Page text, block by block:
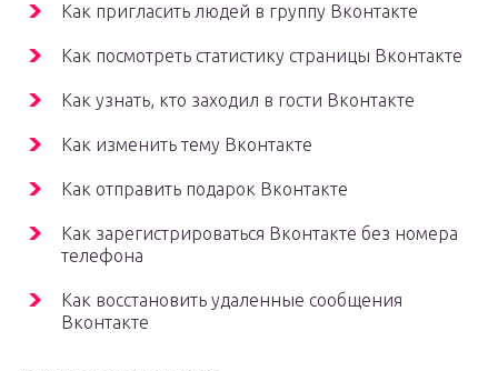
Как пригласить людей в группу Вконтакте
Как посмотреть статистику страницы Вконтакте
Как узнать, кто заходил в гости Вконтакте
Как изменить тему Вконтакте
Как отправить подарок Вконтакте
Как зарегистрироваться Вконтакте без номера
телефона
Как восстановить удаленные сообщения
Вконтакте